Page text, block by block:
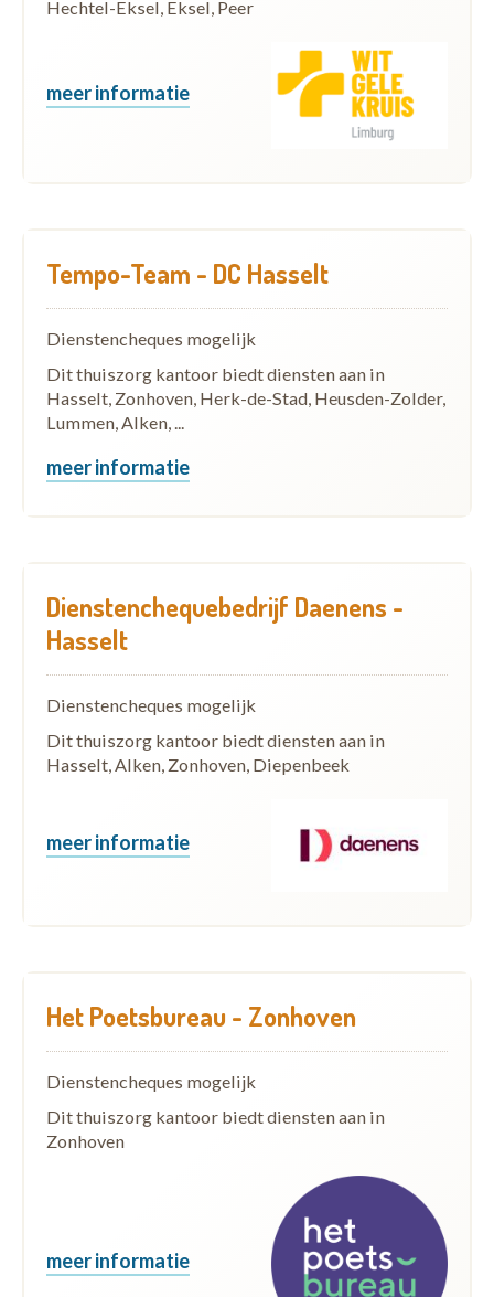
Hechtel-Eksel, Eksel, Peer
meer informatie
Tempo-Team - DC Hasselt
Dienstencheques mogelijk
Dit thuiszorg kantoor biedt diensten aan in
Hasselt, Zonhoven, Herk-de-Stad, Heusden-Zolder,
Lummen, Alken, ...
meer informatie
Dienstenchequebedrijf Daenens -
Hasselt
Dienstencheques mogelijk
Dit thuiszorg kantoor biedt diensten aan in
Hasselt, Alken, Zonhoven, Diepenbeek
meer informatie
Het Poetsbureau - Zonhoven
Dienstencheques mogelijk
Dit thuiszorg kantoor biedt diensten aan in
Zonhoven
meer informatie